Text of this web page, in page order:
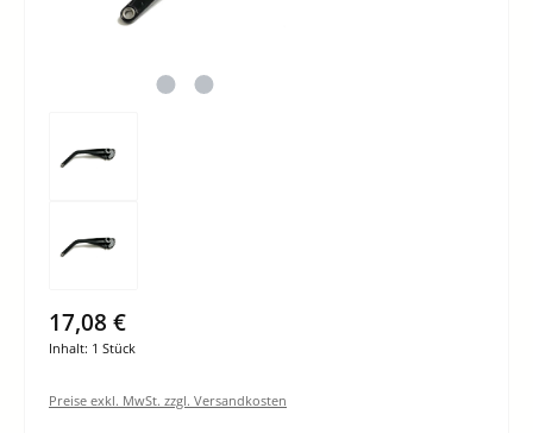
17,08 €
Inhalt: 1 Stück
Preise exkl. MwSt. zzgl. Versandkosten